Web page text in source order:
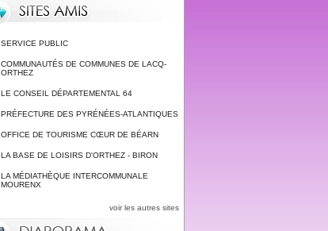
SERVICE PUBLIC
COMMUNAUTÉS DE COMMUNES DE LACQ-
ORTHEZ
LE CONSEIL DÉPARTEMENTAL 64
PRÉFECTURE DES PYRÉNÉES-ATLANTIQUES
OFFICE DE TOURISME CŒUR DE BÉARN
LA BASE DE LOISIRS D'ORTHEZ - BIRON
LA MÉDIATHÈQUE INTERCOMMUNALE
MOURENX
voir les autres sites